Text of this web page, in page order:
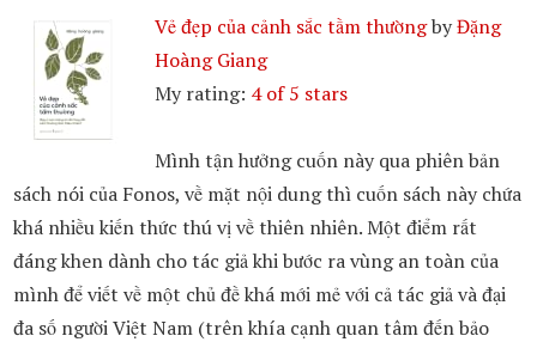
Vẻ đẹp của cảnh sắc tầm thườngbyĐặng
Hoàng Giang
My rating: 4 of 5 stars
Mình tận hưởng cuốn này qua phiên bản
sách nói của Fonos, về mặt nội dung thì cuốn sách này chứa
khá nhiều kiến thức thú vị về thiên nhiên. Một điểm rất
đáng khen dành cho tác giả khi bước ra vùng an toàn của
mình để viết về một chủ đề khá mới mẻ với cả tác giả và đại
đa số người Việt Nam (trên khía cạnh quan tâm đến bảo